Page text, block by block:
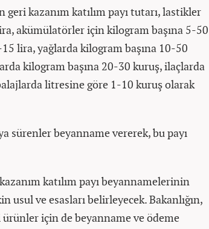
kazanım katılım payı tutarı, lastikler
akümülatörler için kilogram başına 5-50
lira, yağlarda kilogram başına 10-50
kilogram başına 20-30 kuruş, ilaçlarda
litresine göre 1-10 kuruş olarak
sürenler beyanname vererek, bu payı
katılım payı beyannamelerinin
usul ve esasları belirleyecek. Bakanlığın,
ürünler için de beyanname ve ödeme